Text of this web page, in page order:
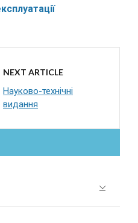
NEXT ARTICLE
Науково-технічні
видання